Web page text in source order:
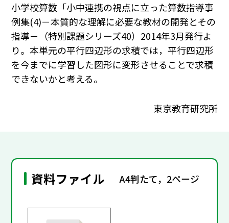
小学校算数「小中連携の視点に立った算数指導事
例集(4)－本質的な理解に必要な教材の開発とその
指導－（特別課題シリーズ40）2014年3月発行よ
り。本単元の平行四辺形の求積では，平行四辺形
を今までに学習した図形に変形させることで求積
できないかと考える。
東京教育研究所
資料ファイル A4判たて，2ページ